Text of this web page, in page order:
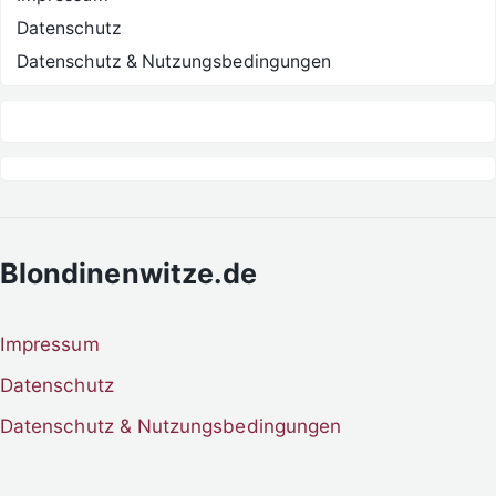
Datenschutz
Datenschutz & Nutzungsbedingungen
Blondinenwitze.de
Impressum
Datenschutz
Datenschutz & Nutzungsbedingungen